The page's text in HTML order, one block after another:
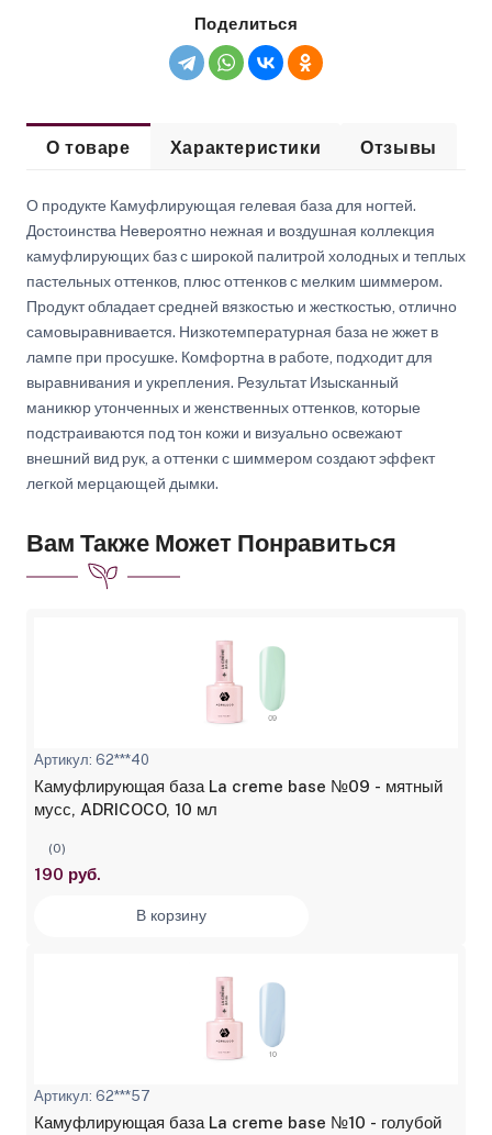
Поделиться
О товаре Характеристики Отзывы
О продукте Камуфлирующая гелевая база для ногтей.
Достоинства Невероятно нежная и воздушная коллекция
камуфлирующих баз с широкой палитрой холодных и теплых
пастельных оттенков, плюс оттенков с мелким шиммером.
Продукт обладает средней вязкостью и жесткостью, отлично
самовыравнивается. Низкотемпературная база не жжет в
лампе при просушке. Комфортна в работе, подходит для
выравнивания и укрепления. Результат Изысканный
маникюр утонченных и женственных оттенков, которые
подстраиваются под тон кожи и визуально освежают
внешний вид рук, а оттенки с шиммером создают эффект
легкой мерцающей дымки.
Вам Также Может Понравиться
Артикул: 62***40
Камуфлирующая база La creme base №09 - мятный
мусс, ADRICOCO, 10 мл
(0)
190 руб.
В корзину
Артикул: 62***57
Камуфлирующая база La creme base №10 - голубой